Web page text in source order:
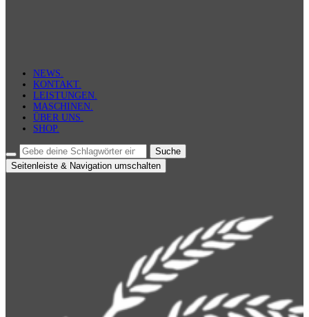
NEWS.
KONTAKT.
LEISTUNGEN.
MASCHINEN.
ÜBER UNS.
SHOP.
Seitenleiste & Navigation umschalten